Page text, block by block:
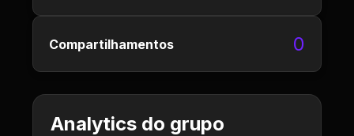
Compartilhamentos 0
Analytics do grupo